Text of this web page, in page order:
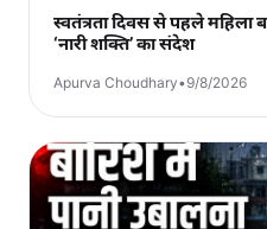
स्वतंत्रता दिवस से पहले महिला
‘नारी शक्ति’ का संदेश
Apurva Choudhary•9/8/2026